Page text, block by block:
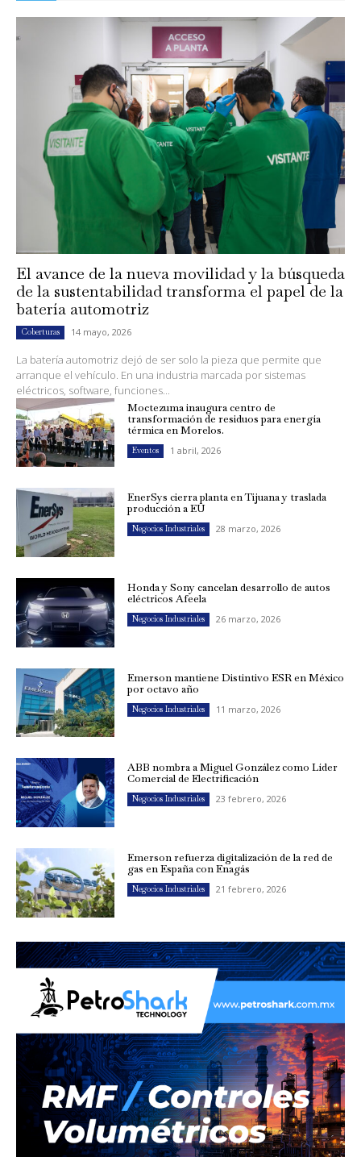
El avance de la nueva movilidad y la búsqueda
de la sustentabilidad transforma el papel de la
batería automotriz
Coberturas 14 mayo, 2026
La batería automotriz dejó de ser solo la pieza que permite que
arranque el vehículo. En una industria marcada por sistemas
eléctricos, software, funciones...
Moctezuma inaugura centro de
transformación de residuos para energía
térmica en Morelos.
Eventos 1 abril, 2026
EnerSys cierra planta en Tijuana y traslada
producción a EU
Negocios Industriales 28 marzo, 2026
Honda y Sony cancelan desarrollo de autos
eléctricos Afeela
Negocios Industriales 26 marzo, 2026
Emerson mantiene Distintivo ESR en México
por octavo año
Negocios Industriales 11 marzo, 2026
ABB nombra a Miguel González como Líder
Comercial de Electrificación
Negocios Industriales 23 febrero, 2026
Emerson refuerza digitalización de la red de
gas en España con Enagás
Negocios Industriales 21 febrero, 2026